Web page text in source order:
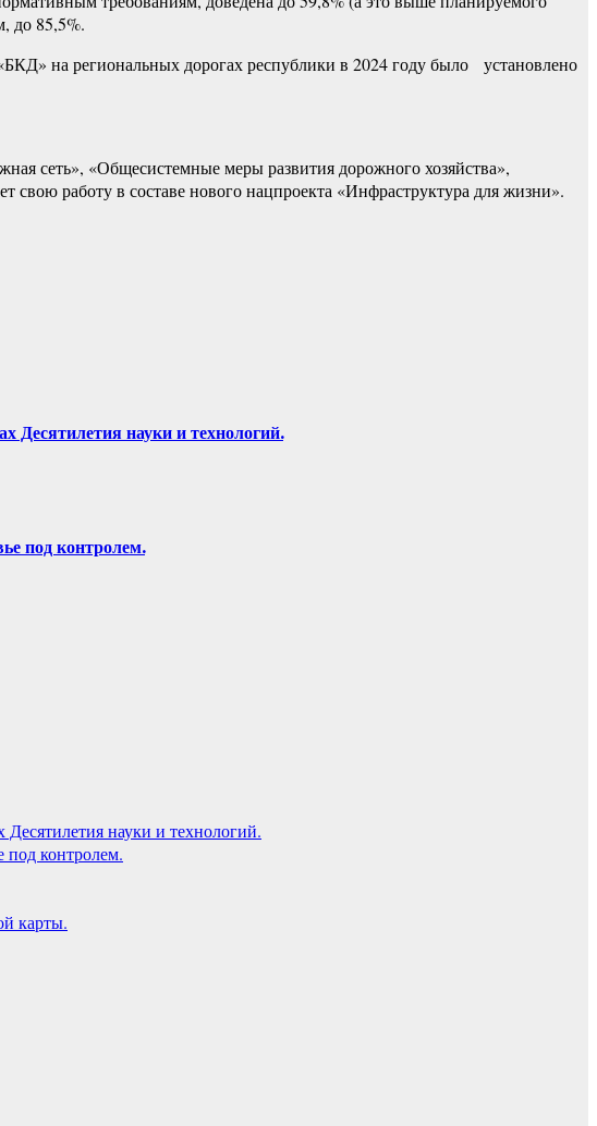
до 85,5%.
на региональных дорогах республики в 2024 году было установлено
сеть», «Общесистемные меры развития дорожного хозяйства»,
свою работу в составе нового нацпроекта «Инфраструктура для жизни».
Десятилетия науки и технологий.
под контролем.
науки и технологий.
под контролем.
карты.